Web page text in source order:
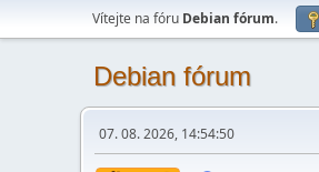
Vítejte na fóru Debian fórum.
Debian fórum
07. 08. 2026, 14:54:50